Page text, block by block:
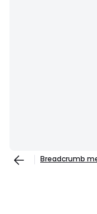
Breadcrumb